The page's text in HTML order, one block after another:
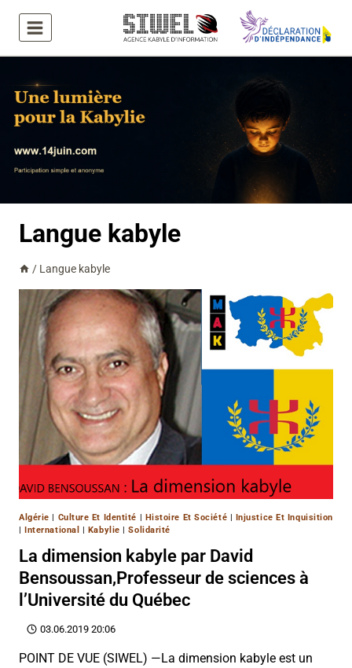
contenu
Langue kabyle
/ Langue kabyle
Algérie | Culture Et Identité | Histoire Et Société | Injustice Et Inquisition
|International | Kabylie |Solidarité
La dimension kabyle par David
Bensoussan,Professeur de sciences à
l’Université du Québec
03.06.2019 20:06
POINT DE VUE (SIWEL) —La dimension kabyle est un